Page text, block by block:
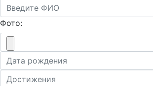
Фото: